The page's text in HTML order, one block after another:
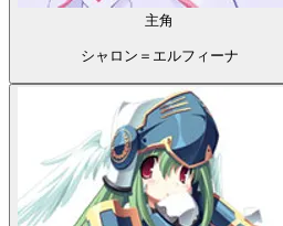
主角
シャロン＝エルフィーナ